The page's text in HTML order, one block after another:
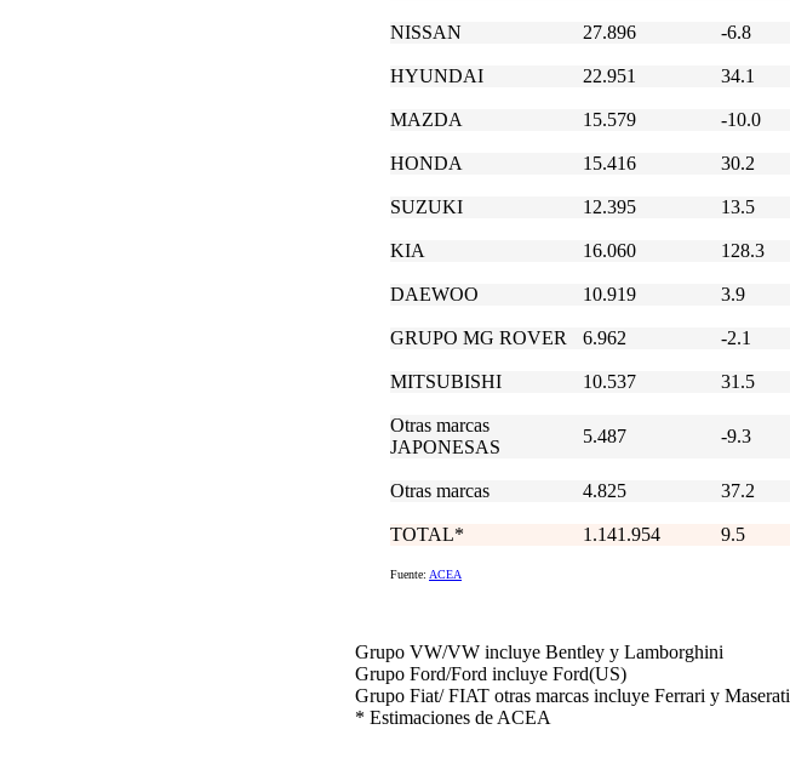
NISSAN 27.896 -6.8
HYUNDAI 22.951 34.1
MAZDA 15.579 -10.0
HONDA 15.416 30.2
SUZUKI 12.395 13.5
KIA 16.060 128.3
DAEWOO 10.919 3.9
GRUPO MG ROVER 6.962 -2.1
MITSUBISHI 10.537 31.5
Otras marcas
JAPONESAS
5.487 -9.3
Otras marcas 4.825 37.2
TOTAL* 1.141.954 9.5
Fuente: ACEA
Grupo VW/VW incluye Bentley y Lamborghini
Grupo Ford/Ford incluye Ford(US)
Grupo Fiat/ FIAT otras marcas incluye Ferrari y Maserati
* Estimaciones de ACEA